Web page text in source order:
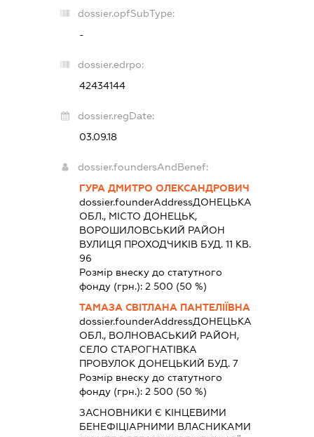
dossier.opfSubType:
-
dossier.edrpo:
42434144
dossier.regDate:
03.09.18
dossier.foundersAndBenef:
ГУРА ДМИТРО ОЛЕКСАНДРОВИЧ
dossier.founderAddressДОНЕЦЬКА
ОБЛ., МІСТО ДОНЕЦЬК,
ВОРОШИЛОВСЬКИЙ РАЙОН
ВУЛИЦЯ ПРОХОДЧИКІВ БУД. 11 КВ.
96
Розмір внеску до статутного
фонду (грн.):2 500 (50 %)
ТАМАЗА СВІТЛАНА ПАНТЕЛІЇВНА
dossier.founderAddressДОНЕЦЬКА
ОБЛ., ВОЛНОВАСЬКИЙ РАЙОН,
СЕЛО СТАРОГНАТІВКА
ПРОВУЛОК ДОНЕЦЬКИЙ БУД. 7
Розмір внеску до статутного
фонду (грн.):2 500 (50 %)
ЗАСНОВНИКИ Є КІНЦЕВИМИ
БЕНЕФІЦІАРНИМИ ВЛАСНИКАМИ